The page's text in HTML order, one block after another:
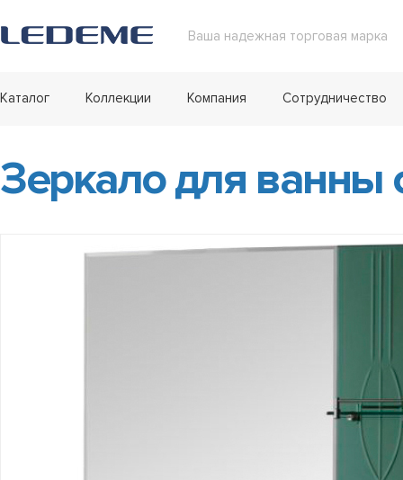
Ваша надежная торговая марка
Каталог Коллекции Компания Сотрудничество
Зеркало для ванны